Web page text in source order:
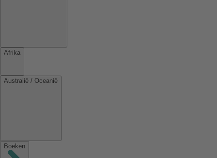
Afrika
Australië / Oceanië
Boeken